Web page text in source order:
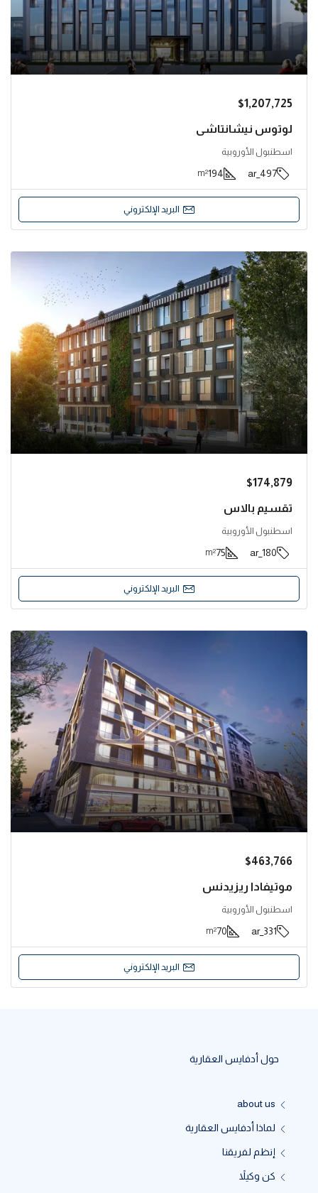
$1,207,725
لوتوس نيشانتاشي
اسطنبول الأوروبية
497_ar
194
m²
البريد الإلكتروني
$174,879
تقسيم بالاس
اسطنبول الأوروبية
180_ar
75
m²
البريد الإلكتروني
$463,766
موتيفادا ريزيدنس
اسطنبول الأوروبية
331_ar
70
m²
البريد الإلكتروني
حول أدفايس العقارية
about us
لماذا أدفايس العقارية
إنظم لفريقنا
كن وكيلاً